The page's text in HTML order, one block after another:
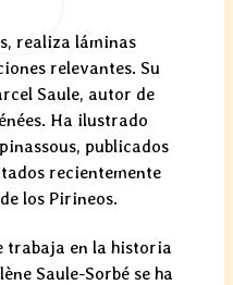
realiza láminas
relevantes. Su
Saule, autor de
Ha ilustrado
publicados
recientemente
los Pirineos.
trabaja en la historia
Saule-Sorbé se ha